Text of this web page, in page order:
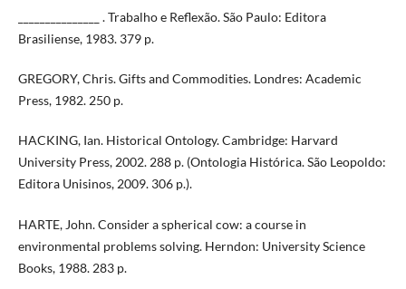
_______________ . Trabalho e Reflexão. São Paulo: Editora
Brasiliense, 1983. 379 p.
GREGORY, Chris. Gifts and Commodities. Londres: Academic
Press, 1982. 250 p.
HACKING, Ian. Historical Ontology. Cambridge: Harvard
University Press, 2002. 288 p. (Ontologia Histórica. São Leopoldo:
Editora Unisinos, 2009. 306 p.).
HARTE, John. Consider a spherical cow: a course in
environmental problems solving. Herndon: University Science
Books, 1988. 283 p.